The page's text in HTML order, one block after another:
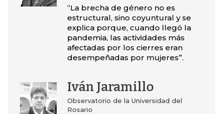
“La brecha de género no es
estructural, sino coyuntural y se
explica porque, cuando llegó la
pandemia, las actividades más
afectadas por los cierres eran
desempeñadas por mujeres”.
Iván Jaramillo
Observatorio de la Universidad del
Rosario